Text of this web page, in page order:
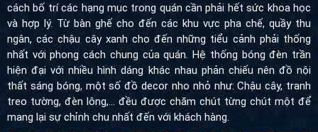
cách bố trí các hạng mục trong quán cần phải hết sức khoa học
và hợp lý. Từ bàn ghế cho đến các khu vực pha chế, quầy thu
ngân, các chậu cây xanh cho đến những tiểu cảnh phải thống
nhất với phong cách chung của quán. Hệ thống bóng đèn trần
hiện đại với nhiều hình dáng khác nhau phản chiếu nên đồ nội
thất sáng bóng, một số đồ decor nho nhỏ như:Chậucây, tranh
treo tường, đèn lông,... đều được chăm chút từng chút một để
mang lại sự chỉnh chu nhất đến với khách hàng.